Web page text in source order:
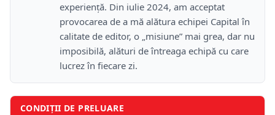
experiență. Din iulie 2024, am acceptat
provocarea de a mă alătura echipei Capital în
calitate de editor, o „misiune” mai grea, dar nu
imposibilă, alături de întreaga echipă cu care
lucrez în fiecare zi.
CONDIȚII DE PRELUARE